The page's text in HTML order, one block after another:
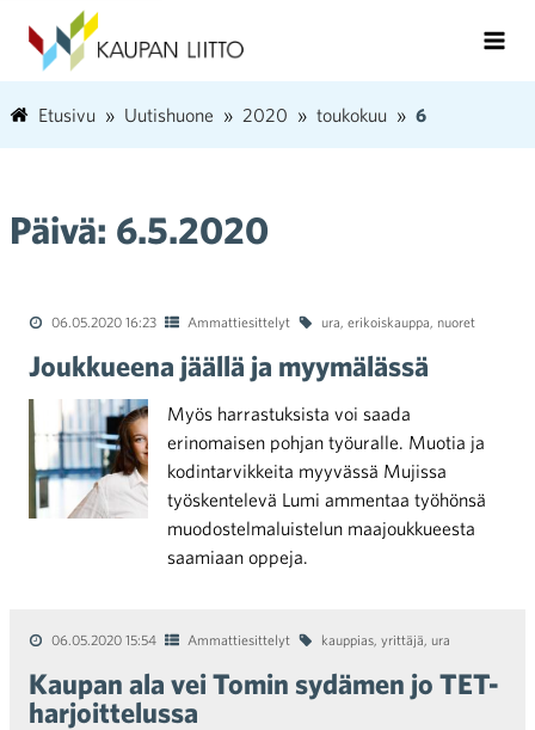
Etusivu Uutishuone 2020 toukokuu 6
Päivä: 6.5.2020
06.05.2020 16:23 Ammattiesittelyt ura, erikoiskauppa, nuoret
Joukkueena jäällä ja myymälässä
Myös harrastuksista voi saada
erinomaisen pohjan työuralle. Muotia ja
kodintarvikkeita myyvässä Mujissa
työskentelevä Lumi ammentaa työhönsä
muodostelmaluistelun maajoukkueesta
saamiaan oppeja.
06.05.2020 15:54 Ammattiesittelyt kauppias, yrittäjä, ura
Kaupan ala vei Tomin sydämen jo TET-
harjoittelussa